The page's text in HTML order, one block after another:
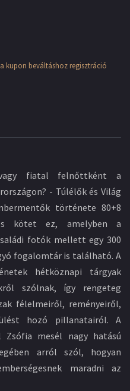
kupon beváltáshoz regisztráció
fiatal felnőttként a
- Túlélők és Világ
története 80+8
kötet ez, amelyben a
fotók mellett egy 300
fogalomtár is található. A
hétköznapi tárgyak
szólnak, így rengeteg
félelmeiről, reményeiről,
hozó pillanatairól. A
Zsófia mesél nagy hatású
arról szól, hogyan
maradni az